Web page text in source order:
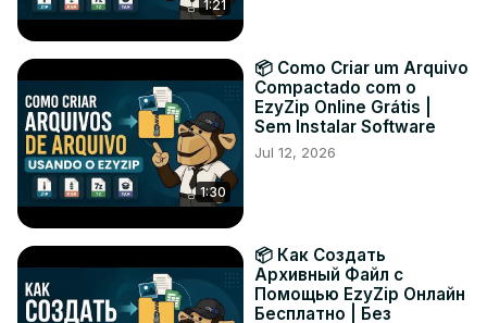
1:21
1:30
📦 Como Criar um Arquivo
Compactado com o
EzyZip Online Grátis |
Sem Instalar Software
Jul 12, 2026
📦 Как Создать
Архивный Файл с
Помощью EzyZip Онлайн
Бесплатно | Без